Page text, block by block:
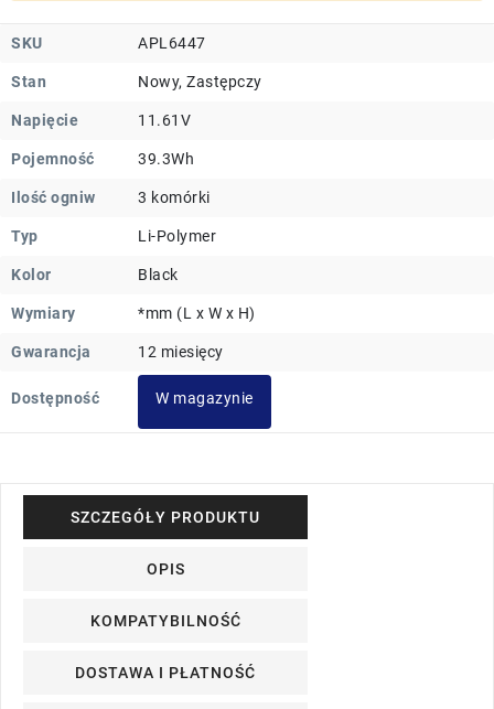
SKU APL6447
Stan Nowy, Zastępczy
Napięcie 11.61V
Pojemność 39.3Wh
Ilość ogniw 3 komórki
Typ Li-Polymer
Kolor Black
Wymiary *mm (L x W x H)
Gwarancja 12 miesięcy
Dostępność W magazynie
SZCZEGÓŁY PRODUKTU
OPIS
KOMPATYBILNOŚĆ
DOSTAWA I PŁATNOŚĆ